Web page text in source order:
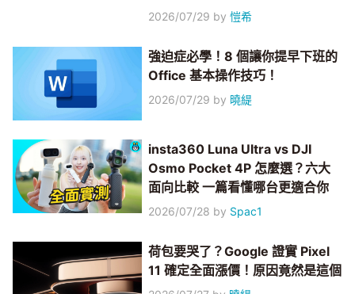
2026/07/29 by愷希
強迫症必學！8 個讓你提早下班的
Office 基本操作技巧！
2026/07/29 by 曉緹
insta360 Luna Ultra vs DJI
Osmo Pocket 4P 怎麼選？六大
面向比較 一篇看懂哪台更適合你
2026/07/28 by Spac1
荷包要哭了？Google 證實 Pixel
11 確定全面漲價！原因竟然是這個